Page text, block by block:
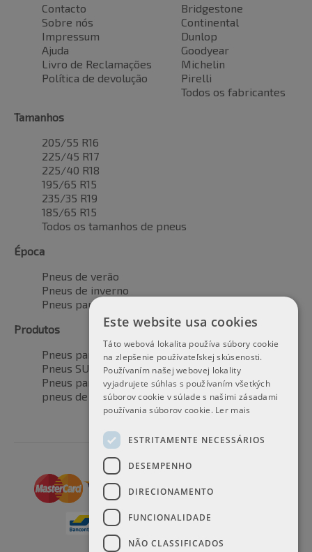
Contacto
Sobre nós
Impressum
Ajuda
Livro de Reclamações
Política de devolução
Bridgestone
Continental
Dunlop
Goodyear
Michelin
Pirelli
Todos os fabricantes
Tamanhos
205/55 R16
225/45 R17
225/40 R18
195/65 R15
235/35 R19
185/65 R15
Todos os tamanhos de pneus
Época
Pneus de verão
Pneus de inverno
Pneus para todas as estações
Produtos
Pneus para automóveis
Pneus SUV / 4x4
Pneus para veículos de transporte
pneus de motocicleta
Este website usa cookies
Táto webová lokalita používa súbory cookie
na zlepšenie používateľskej skúsenosti.
Používaním našej webovej lokality
vyjadrujete súhlas s používaním všetkých
súborov cookie v súlade s našimi zásadami
používania súborov cookie. Ler mais
ESTRITAMENTE NECESSÁRIOS
DESEMPENHO
DIRECIONAMENTO
FUNCIONALIDADE
NÃO CLASSIFICADOS